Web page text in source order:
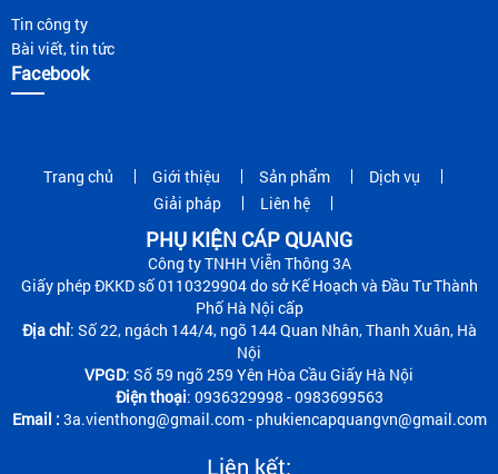
Tin công ty
Bài viết, tin tức
Facebook
Trang chủ Giới thiệu Sản phẩm
Dịch vụ
Giải pháp
Liên hệ
PHỤ KIỆN CÁP QUANG
Công ty TNHH Viễn Thông 3A
Giấy phép ĐKKD số 0110329904 do sở Kế Hoạch và Đầu Tư Thành
Phố Hà Nội cấp
Địa chỉ: Số 22, ngách 144/4, ngõ 144 Quan Nhân, Thanh Xuân, Hà
Nội
VPGD: Số 59 ngõ 259 Yên Hòa Cầu Giấy Hà Nội
Điện thoại: 0936329998 - 0983699563
Email : 3a.vienthong@gmail.com - phukiencapquangvn@gmail.com
Liên kết: